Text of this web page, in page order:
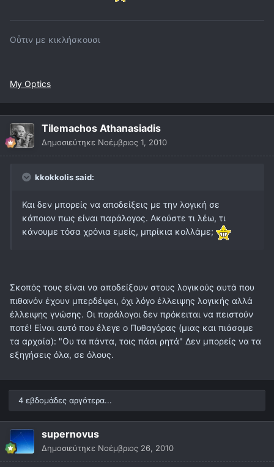
Οὖτιν με κικλήσκουσι
My Optics
Tilemachos Athanasiadis
Δημοσιεύτηκε Νοέμβριος 1, 2010
kkokkolis said:
Και δεν μπορείς να αποδείξεις με την λογική σε
κάποιον πως είναι παράλογος. Ακούστε τι λέω, τι
κάνουμε τόσα χρόνια εμείς, μπρίκια κολλάμε;
Σκοπός τους είναι να αποδείξουν στους λογικούς αυτά που
πιθανόν έχουν μπερδέψει, όχι λόγο έλλειψης λογικής αλλά
έλλειψης γνώσης. Οι παράλογοι δεν πρόκειται να πειστούν
ποτέ! Είναι αυτό που έλεγε ο Πυθαγόρας (μιας και πιάσαμε
τα αρχαία): "Ου τα πάντα, τοις πάσι ρητά" Δεν μπορείς να τα
εξηγήσεις όλα, σε όλους.
4 εβδομάδες αργότερα...
supernovus
Δημοσιεύτηκε Νοέμβριος 26, 2010